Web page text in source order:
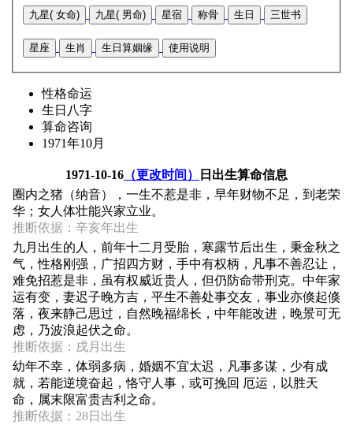
九星( 女命) 九星( 男命) 星宿 称骨 生日 三世书
星座 生肖 生日算姻缘 使用说明
性格命运
生日八字
算命咨询
1971年10月
1971-10-16 （更改时间）
日出生算命信息
圈内之猪（纳音），一生不惹是非，早年财物不足，到老荣
华；女人体壮能兴家立业。
推断依据：辛亥年出生
九月出生的人，前年十二月受胎，寒露节后出生，秉金秋之
气，性格刚强，广招四方财，手中有权柄，凡事不善忍让，
难免招惹是非，虽有权威近贵人，但仍防命带刑克。中年家
运有变，妻迟子晚方吉，平生不善处事交友，事业亦倏起倏
落，夜来静己思过，自然晚福绵长，中年能改进，晚景可无
虑，乃波浪起伏之命。
推断依据：戌月出生
幼年不幸，体弱多病，婚姻不宜太迟，凡事多谋，少有成
就，若能逆境奋起，恪守人事，或可挽回 厄运，以胜天
命，属末限富贵吉利之命。
推断依据：28日出生